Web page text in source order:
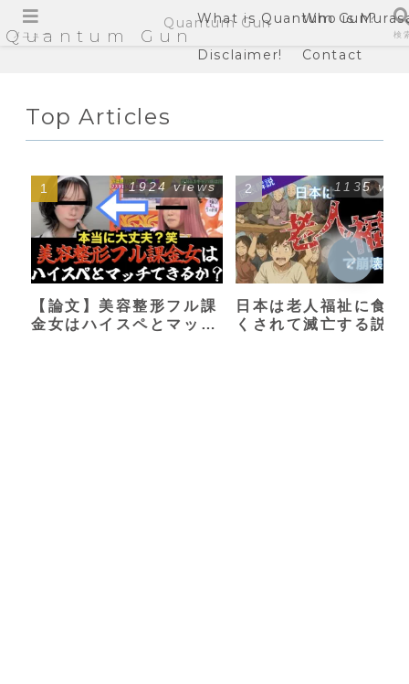
Quantum Gun
What is Quantum Gun?
Who is
Disclaimer! Contact
Top Articles
【論文】美容整形フル課
金女はハイスペとマッチ
1924 views
日本は老人福祉に食い
くされて滅亡する説
1135
メニュー
Quantum Gun
検